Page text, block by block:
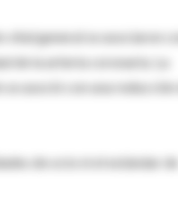
vital general se asociaron
de la arteria coronaria. La
asoció con una
de ocio ni el estándar de